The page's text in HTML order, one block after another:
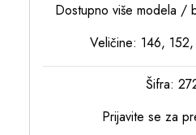
Dostupno više modela /
Veličine: 146,
Šifra:
Prijavite se za